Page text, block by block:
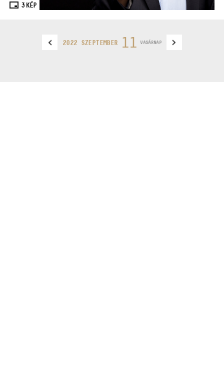
3 KÉP
2022 SZEPTEMBER 11 VASÁRNAP